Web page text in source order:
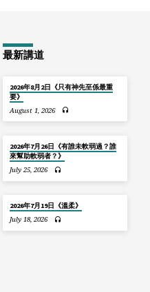
最新講道
2026年8月2日《只有神先至係最重
要》
August 1, 2026
2026年7月26日《有誰未軟弱過？誰
來幫助軟弱者？》
July 25, 2026
2026年7月19日《溫柔》
July 18, 2026